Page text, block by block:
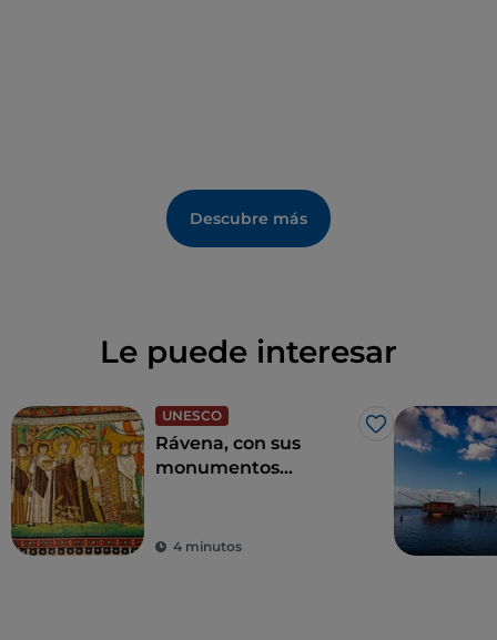
Descubre más
Le puede interesar
UNESCO
Me gusta
Rávena, con sus
monumentos
perfecta de arte,
4 minutos